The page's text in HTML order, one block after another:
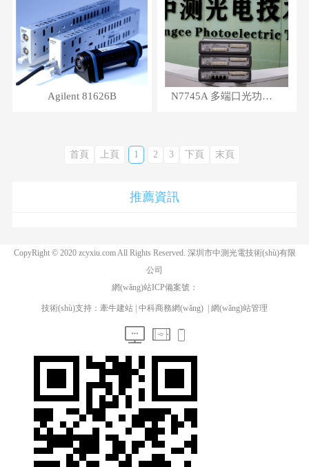
Agilent 81626B N7745A 多端口光功率計
首頁 上頁 1 2 3 下頁 末頁
推薦資訊
CopyRight © 2020 zcyxiu.com All Rights Reserved. 深圳市中測光電技術(shù)有限
公司
網(wǎng)站ICP備案號：
技術(shù)支持： 牽牛建站 中科商務網(wǎng) 網(wǎng)站管理